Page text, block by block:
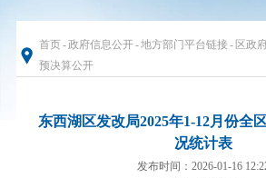
首页-政府信息公开-地方部门平台链接- 区政
预决算公开
东西湖区发改局2025年1-12月份全
况统计表
发布时间：2026-01-16